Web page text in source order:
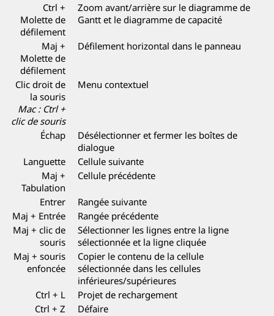
Ctrl +
Molette de
défilement
Zoom avant/arrière sur le diagramme de
Gantt et le diagramme de capacité
Maj +
Molette de
défilement
Défilement horizontal dans le panneau
Clic droit de
la souris
Mac : Ctrl +
clic de souris
Menu contextuel
Échap
Désélectionner et fermer les boîtes de
dialogue
Languette
Cellule suivante
Maj +
Tabulation
Cellule précédente
Entrer
Rangée suivante
Maj + Entrée
Rangée précédente
Maj + clic de
souris
Sélectionner les lignes entre la ligne
sélectionnée et la ligne cliquée
Maj + souris
enfoncée
Copier le contenu de la cellule
sélectionnée dans les cellules
inférieures/supérieures
Ctrl + L
Projet de rechargement
Ctrl + Z
Défaire